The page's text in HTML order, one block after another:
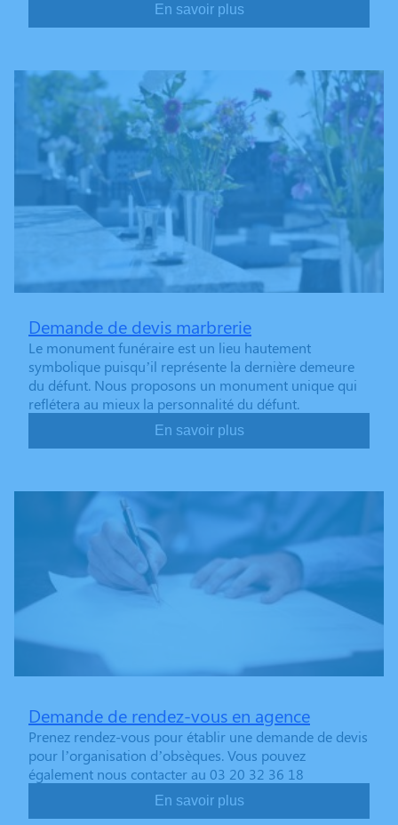
En savoir plus
Demande de devis marbrerie
Le monument funéraire est un lieu hautement
symbolique puisqu’il représente la dernière demeure
du défunt. Nous proposons un monument unique qui
reflétera au mieux la personnalité du défunt.
En savoir plus
Demande de rendez-vous en agence
Prenez rendez-vous pour établir une demande de devis
pour l’organisation d’obsèques. Vous pouvez
également nous contacter au 03 20 32 36 18
En savoir plus